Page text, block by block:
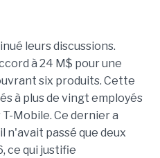
leurs discussions.
à 24 M$ pour une
six produits. Cette
à plus de vingt employés
Mobile. Ce dernier a
n'avait passé que deux
ce qui justifie